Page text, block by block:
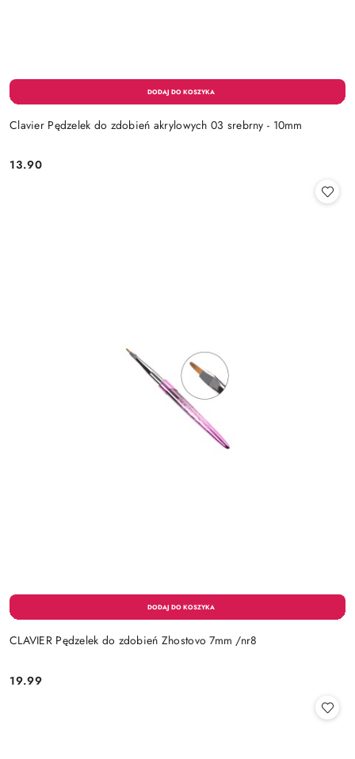
Clavier Pędzelek do zdobień akrylowych 03 srebrny - 10mm
Cena:
13.90
CLAVIER Pędzelek do zdobień Zhostovo 7mm /nr8
Cena:
19.99